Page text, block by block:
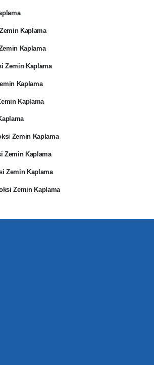
Kaplama
Kaplama
Zemin Kaplama
Kaplama
Kaplama
Zemin Kaplama
Zemin Kaplama
Zemin Kaplama
Zemin Kaplama